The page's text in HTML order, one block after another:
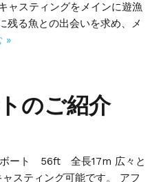
ャスティングをメインに遊漁
残る魚との出会いを求め、メ
»
のご紹介
ボート 56ft 全長17m 広々と
スティング可能です。 アフ